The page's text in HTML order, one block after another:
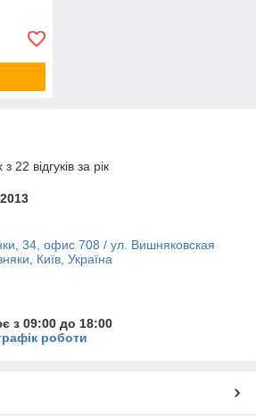
22 відгуків за рік
34, офис 708 / ул. Вишняковская
Київ, Україна
з 09:00 до 18:00
роботи